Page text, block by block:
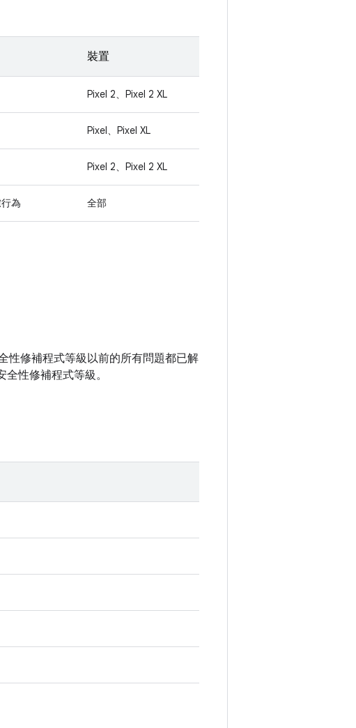
裝置
Pixel 2、Pixel 2 XL
Pixel、Pixel XL
Pixel 2、Pixel 2 XL
為 全部
修補程式等級以前的所有問題都已解
性修補程式等級。